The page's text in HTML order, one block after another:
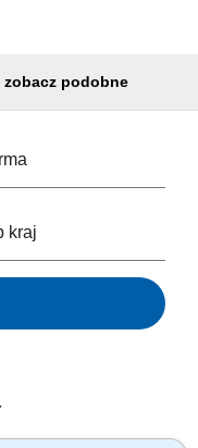
podobne